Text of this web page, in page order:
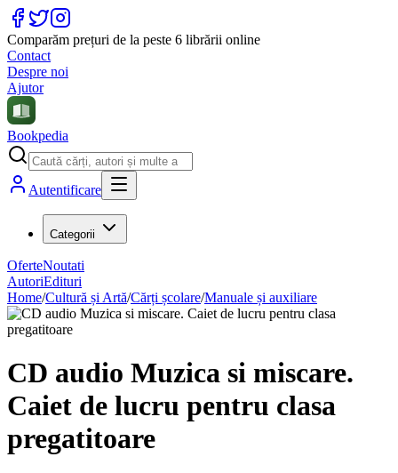
Comparăm prețuri de la peste 6 librării online
Contact
Despre noi
Ajutor
Bookpedia
Autentificare
Categorii
OferteNoutati
AutoriEdituri
Home/Cultură și Artă/Cărți școlare/Manuale și auxiliare
CD audio Muzica si miscare.
Caiet de lucru pentru clasa
pregatitoare